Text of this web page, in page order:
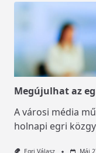
Megújulhat az
A városi média
holnapi egri